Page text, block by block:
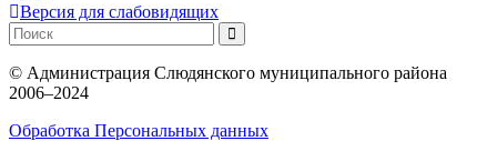
Версия для слабовидящих
© Администрация Слюдянского муниципального района
2006–2024
Обработка Персональных данных